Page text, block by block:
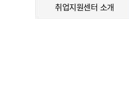
취업지원센터 소개